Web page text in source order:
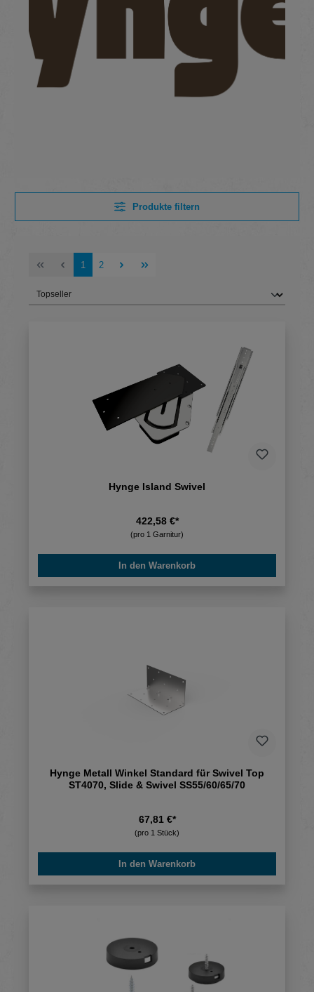
Produkte filtern
Seite
1 Seite
2
Hynge Island Swivel
422,58 €*
(pro 1 Garnitur)
In den Warenkorb
Hynge Metall Winkel Standard für Swivel Top
ST4070, Slide & Swivel SS55/60/65/70
67,81 €*
(pro 1 Stück)
In den Warenkorb